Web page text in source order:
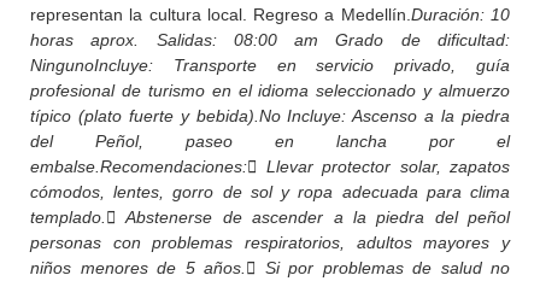
representan la cultura local. Regreso a Medellín. Duración: 10
horas aprox. Salidas: 08:00 am Grado de dificultad:
NingunoIncluye: Transporte en servicio privado, guía
profesional de turismo en el idioma seleccionado y almuerzo
típico (plato fuerte y bebida). No Incluye: Ascenso a la piedra
del Peñol, paseo en lancha por el
embalse. Recomendaciones: Llevar protector solar, zapatos
cómodos, lentes, gorro de sol y ropa adecuada para clima
templado.  Abstenerse de ascender a la piedra del peñol
personas con problemas respiratorios, adultos mayores y
niños menores de 5 años.  Si por problemas de salud no